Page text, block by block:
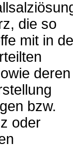
die so
mit in
deren
bzw.
oder